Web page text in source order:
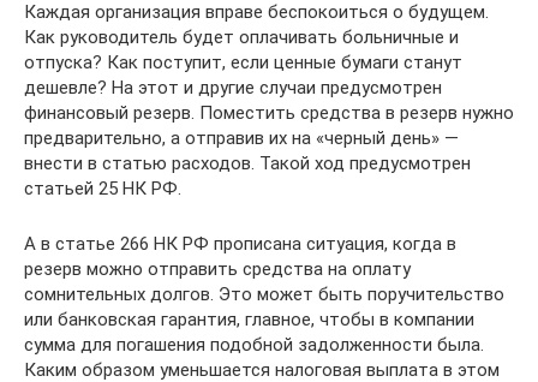
Каждая организация вправе беспокоиться о будущем.
Как руководитель будет оплачивать больничные и
отпуска? Как поступит, если ценные бумаги станут
дешевле? На этот и другие случаи предусмотрен
финансовый резерв. Поместить средства в резерв нужно
предварительно, а отправив их на «черный день» —
внести в статью расходов. Такой ход предусмотрен
статьей 25 НК РФ.
А в статье 266 НК РФ прописана ситуация, когда в
резерв можно отправить средства на оплату
сомнительных долгов. Это может быть поручительство
или банковская гарантия, главное, чтобы в компании
сумма для погашения подобной задолженности была.
Каким образом уменьшается налоговая выплата в этом